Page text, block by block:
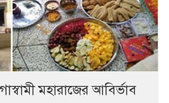
মহারাজের আবির্ভাব